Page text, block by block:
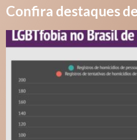
Confira destaques